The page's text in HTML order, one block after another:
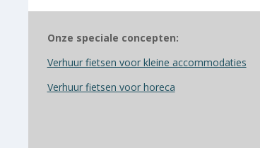
Onze speciale concepten:
Verhuur fietsen voor kleine accommodaties
Verhuur fietsen voor horeca